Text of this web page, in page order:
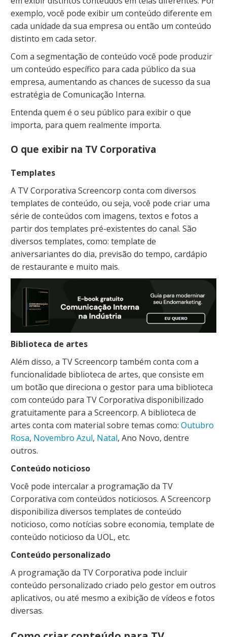
exemplo, você pode exibir um conteúdo diferente em
cada unidade da sua empresa ou então um conteúdo
distinto em cada setor.
Com a segmentação de conteúdo você pode produzir
um conteúdo específico para cada público da sua
empresa, aumentando as chances de sucesso da sua
estratégia de Comunicação Interna.
Entenda quem é o seu público para exibir o que
importa, para quem realmente importa.
O que exibir na TV Corporativa
Templates
A TV Corporativa Screencorp conta com diversos
templates de conteúdo, ou seja, você pode criar uma
série de conteúdos com imagens, textos e fotos a
partir dos templates pré-existentes do canal. São
diversos templates, como: template de
aniversariantes do dia, previsão do tempo, cardápio
de restaurante e muito mais.
Biblioteca de artes
Além disso, a TV Screencorp também conta com a
funcionalidade biblioteca de artes, que consiste em
um botão que direciona o gestor para uma biblioteca
com conteúdo para TV Corporativa disponibilizado
gratuitamente para a Screencorp. A biblioteca de
artes conta com material sobre temas como: Outubro
Rosa, Novembro Azul, Natal, Ano Novo, dentre
outros.
Conteúdo noticioso
Você pode intercalar a programação da TV
Corporativa com conteúdos noticiosos. A Screencorp
disponibiliza diversos templates de conteúdo
noticioso, como notícias sobre economia, template de
conteúdo noticioso da UOL, etc.
Conteúdo personalizado
A programação da TV Corporativa pode incluir
conteúdo personalizado criado pelo gestor em outros
aplicativos, ou até mesmo a exibição de vídeos e fotos
diversas.